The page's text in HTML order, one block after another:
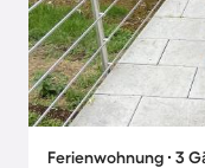
Ferienwohnung ∙ 3